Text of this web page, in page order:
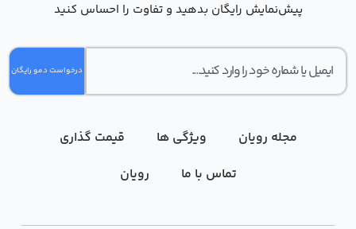
پیش‌نمایش رایگان بدهید و تفاوت را احساس کنید
درخواست دمو رایگان
مجله رویان ویژگی ها
قیمت گذاری
تماس با ما
رویان